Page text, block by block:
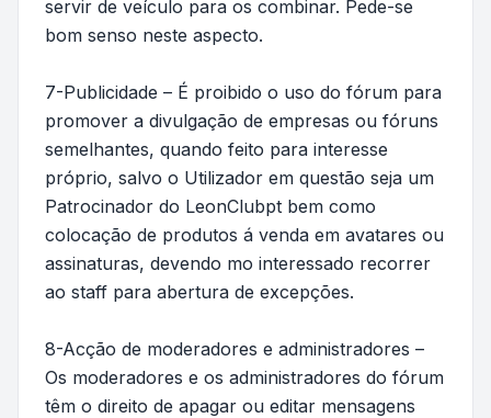
servir de veículo para os combinar. Pede-se
bom senso neste aspecto.
7-Publicidade – É proibido o uso do fórum para
promover a divulgação de empresas ou fóruns
semelhantes, quando feito para interesse
próprio, salvo o Utilizador em questão seja um
Patrocinador do LeonClubpt bem como
colocação de produtos á venda em avatares ou
assinaturas, devendo mo interessado recorrer
ao staff para abertura de excepções.
8-Acção de moderadores e administradores –
Os moderadores e os administradores do fórum
têm o direito de apagar ou editar mensagens